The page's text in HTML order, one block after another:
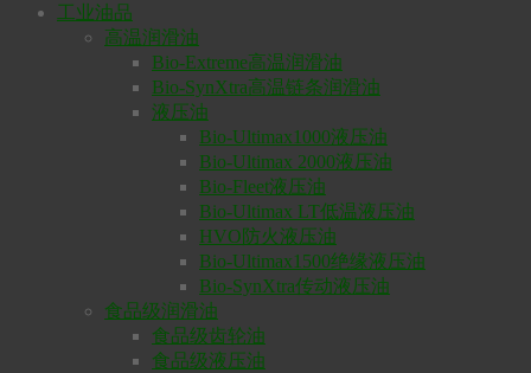
工业油品
高温润滑油
Bio-Extreme高温润滑油
Bio-SynXtra高温链条润滑油
液压油
Bio-Ultimax1000液压油
Bio-Ultimax 2000液压油
Bio-Fleet液压油
Bio-Ultimax LT低温液压油
HVO防火液压油
Bio-Ultimax1500绝缘液压油
Bio-SynXtra传动液压油
食品级润滑油
食品级齿轮油
食品级液压油